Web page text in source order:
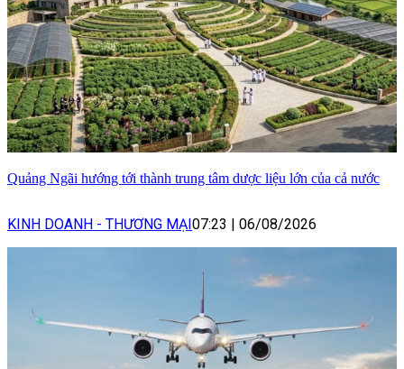
Quảng Ngãi hướng tới thành trung tâm dược liệu lớn của cả nước
KINH DOANH - THƯƠNG MẠI 07:23 06/08/2026